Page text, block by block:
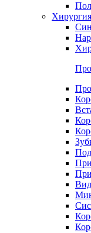
Хирургия
При